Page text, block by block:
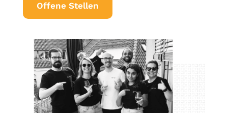
Offene Stellen